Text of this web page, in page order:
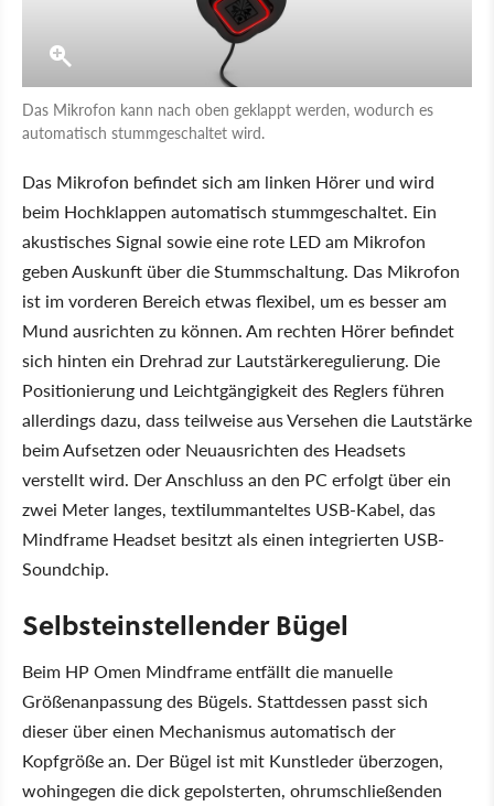
Das Mikrofon kann nach oben geklappt werden, wodurch es
automatisch stummgeschaltet wird.
Das Mikrofon befindet sich am linken Hörer und wird
beim Hochklappen automatisch stummgeschaltet. Ein
akustisches Signal sowie eine rote LED am Mikrofon
geben Auskunft über die Stummschaltung. Das Mikrofon
ist im vorderen Bereich etwas flexibel, um es besser am
Mund ausrichten zu können. Am rechten Hörer befindet
sich hinten ein Drehrad zur Lautstärkeregulierung. Die
Positionierung und Leichtgängigkeit des Reglers führen
allerdings dazu, dass teilweise aus Versehen die Lautstärke
beim Aufsetzen oder Neuausrichten des Headsets
verstellt wird. Der Anschluss an den PC erfolgt über ein
zwei Meter langes, textilummanteltes USB-Kabel, das
Mindframe Headset besitzt als einen integrierten USB-
Soundchip.
Selbsteinstellender Bügel
Beim HP Omen Mindframe entfällt die manuelle
Größenanpassung des Bügels. Stattdessen passt sich
dieser über einen Mechanismus automatisch der
Kopfgröße an. Der Bügel ist mit Kunstleder überzogen,
wohingegen die dick gepolsterten, ohrumschließenden